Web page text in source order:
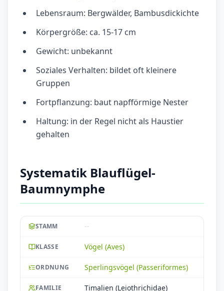
Lebensraum: Bergwälder, Bambusdickichte
Körpergröße: ca. 15-17 cm
Gewicht: unbekannt
Soziales Verhalten: bildet oft kleinere
Gruppen
Fortpflanzung: baut napfförmige Nester
Haltung: in der Regel nicht als Haustier
gehalten
Systematik Blauflügel-
Baumnymphe
STAMM --
KLASSE Vögel (Aves)
ORDNUNG Sperlingsvögel (Passeriformes)
FAMILIE Timalien (Leiothrichidae)